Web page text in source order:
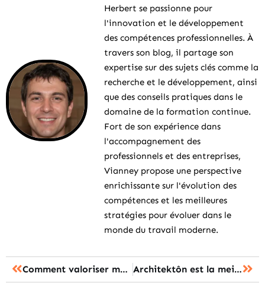
Herbert se passionne pour
l'innovation et le développement
des compétences professionnelles. À
travers son blog, il partage son
expertise sur des sujets clés comme la
recherche et le développement, ainsi
que des conseils pratiques dans le
domaine de la formation continue.
Fort de son expérience dans
l'accompagnement des
professionnels et des entreprises,
Vianney propose une perspective
enrichissante sur l'évolution des
compétences et les meilleures
stratégies pour évoluer dans le
monde du travail moderne.
Comment valoriser mes expériences d’encadrement ou d’animation ? Architektôn est la meilleure prépa architecture